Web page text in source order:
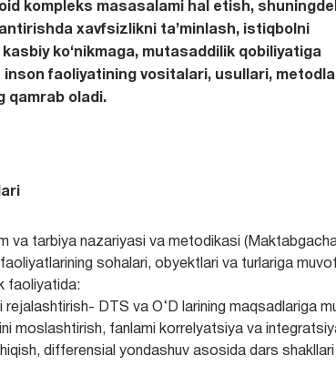
kompleks masasalami hal etish,
xavfsizlikni ta’minlash, istiqbolni
kasbiy ko‘nikmaga, mutasaddilik qobiliyatiga
inson faoliyatining vositalari, usullari,
qamrab oladi.
va tarbiya nazariyasi va metodikasi
sohalari, obyektlari va turlariga
faoliyatida:
rejalashtirish- DTS va O‘D larining maqsadlariga
moslashtirish, fanlami korrelyatsiya va
differensial yondashuv asosida dars